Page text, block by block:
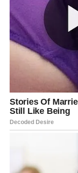
Ovo je period kada
polako otvaraju i da
njegove korake.
Škorpija –
prošlosti
Za Škorpije se
sposobnost da
Upravo ta